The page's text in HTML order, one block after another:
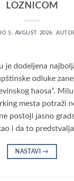
LOZNICOM
5. AVGUST 2026.
je dodeljena
odluke
haosa“.
mesta potraži
postoji jasno
i da to
NASTAVI→